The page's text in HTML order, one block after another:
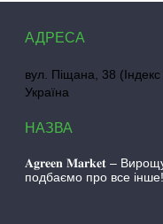
вул. Піщана, 38
Україна
𝐀𝐠𝐫𝐞𝐞𝐧 𝐌𝐚𝐫𝐤𝐞𝐭 –
подбаємо про все інше!